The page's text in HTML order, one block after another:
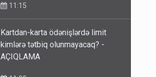
Kartdan-karta ödənişlərdə limit
kimlərə tətbiq olunmayacaq? -